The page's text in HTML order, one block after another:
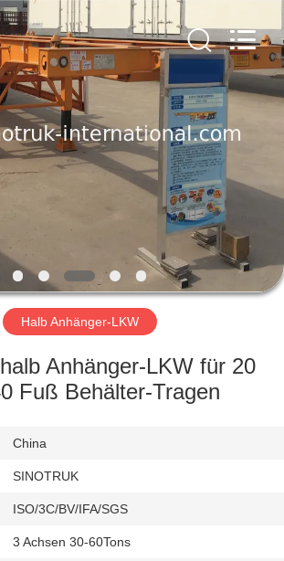
Halb Anhänger-LKW
Anhänger-LKW für 20
Fuß Behälter-Tragen
China
SINOTRUK
ISO/3C/BV/IFA/SGS
3 Achsen 30-60Tons